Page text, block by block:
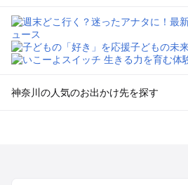
神奈川の人気のお出かけ先を探す